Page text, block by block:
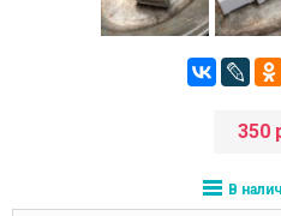
350
В